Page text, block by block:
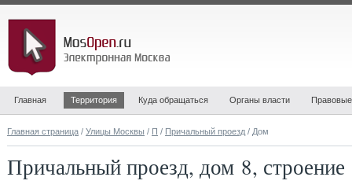
Главная Территория Куда обращаться Органы власти
Главная страница / Улицы Москвы / П / Причальный проезд / Дом
Причальный проезд, дом 8, строение